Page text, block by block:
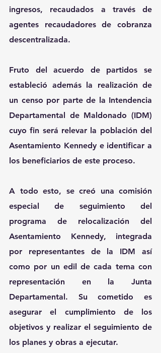
ingresos, recaudados a través de
agentes recaudadores de cobranza
descentralizada.
Fruto del acuerdo de partidos se
estableció además la realización de
un censo por parte de la Intendencia
Departamental de Maldonado (IDM)
cuyo fin será relevar la población del
Asentamiento Kennedy e identificar a
los beneficiarios de este proceso.
A todo esto, se creó una comisión
especial de seguimiento del
programa de relocalización del
Asentamiento Kennedy, integrada
por representantes de la IDM así
como por un edil de cada tema con
representación en la Junta
Departamental. Su cometido es
asegurar el cumplimiento de los
objetivos y realizar el seguimiento de
los planes y obras a ejecutar.